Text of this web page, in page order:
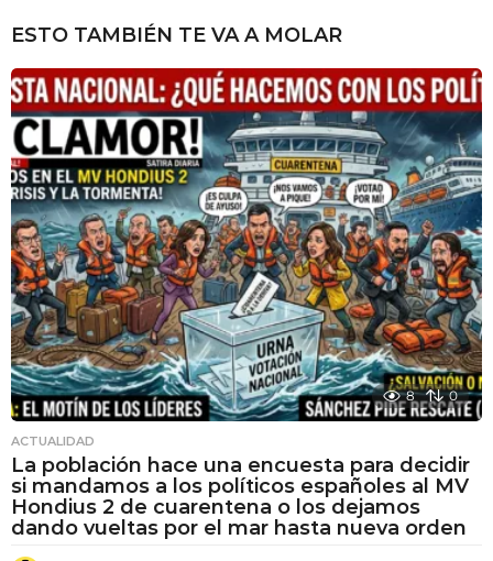
ESTO TAMBIÉN TE VA A MOLAR
8 0
ACTUALIDAD
La población hace una encuesta para decidir
si mandamos a los políticos españoles al MV
Hondius 2 de cuarentena o los dejamos
dando vueltas por el mar hasta nueva orden